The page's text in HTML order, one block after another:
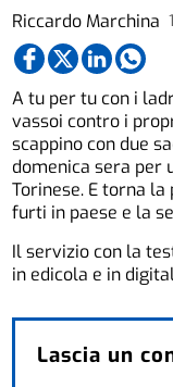
Riccardo Marchina
A tu per tu con i
vassoi contro i
scappino con due
domenica sera per
Torinese. E torna
furti in paese e la
Il servizio con la
in edicola e in
Lascia un